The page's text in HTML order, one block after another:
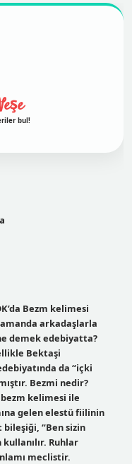
bul!
Bezm kelimesi
arkadaşlarla
demek edebiyatta?
Bektaşi
da “içki
Bezmi nedir?
bezm kelimesi ile
gelen elestü fiilinin
“Ben sizin
Ruhlar
meclistir.